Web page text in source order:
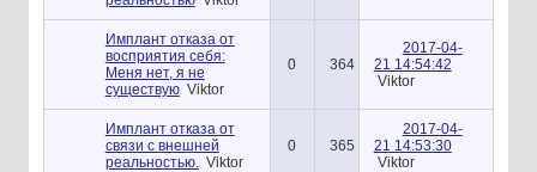
Имплант отказа от
восприятия себя:
Меня нет, я не
существую Viktor
0 364
2017-04-
21 14:54:42
Viktor
Имплант отказа от
связи с внешней
реальностью.
Viktor
0 365
2017-04-
21 14:53:30
Viktor